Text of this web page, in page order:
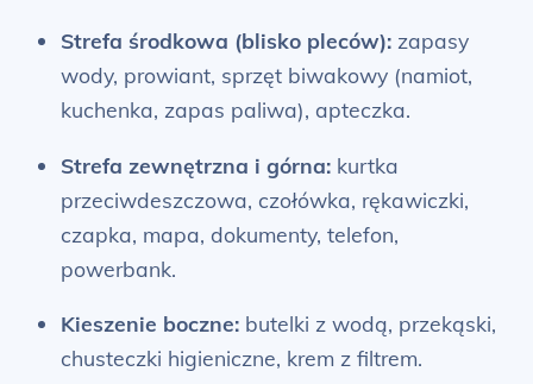
Strefa środkowa (blisko pleców):zapasy
wody, prowiant, sprzęt biwakowy (namiot,
kuchenka, zapas paliwa), apteczka.
Strefa zewnętrzna i górna:kurtka
przeciwdeszczowa, czołówka, rękawiczki,
czapka, mapa, dokumenty, telefon,
powerbank.
Kieszenie boczne:butelki z wodą, przekąski,
chusteczki higieniczne, krem z filtrem.